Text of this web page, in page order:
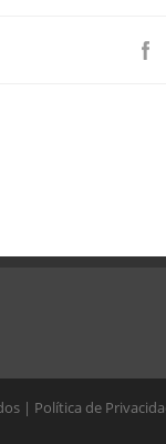
| Política de